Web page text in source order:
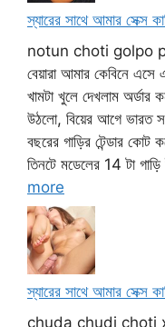
স্যারের সাথে আমার সেক্স
notun choti golpo
বেয়ারা আমার কেবিনে
খামটা খুলে দেখলাম অর্ডার
উঠলো, বিয়ের আগে ভারত
বছরের গাড়ির টেন্ডার কোট
তিনটে মডেলের 14 টা
more
স্যারের সাথে আমার সেক্স
chuda chudi choti xxx